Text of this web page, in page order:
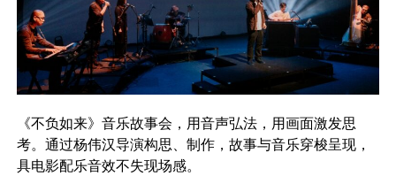
《不负如来》音乐故事会，用音声弘法，用画面激发思
考。通过杨伟汉导演构思、制作，故事与音乐穿梭呈现，
具电影配乐音效不失现场感。